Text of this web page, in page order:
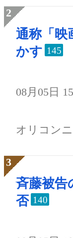
通称「映
かす 145
08月05日
オリコン
斉藤被告
否 140